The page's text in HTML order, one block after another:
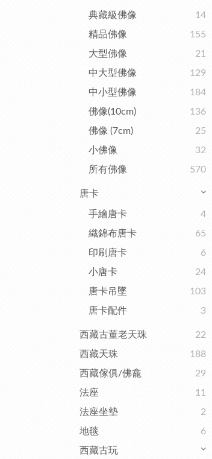
典藏級佛像
14
精品佛像
155
大型佛像
21
中大型佛像
129
中小型佛像
184
佛像(10cm)
136
佛像 (7cm)
25
小佛像
32
所有佛像
570
唐卡
手繪唐卡
4
織錦布唐卡
65
印刷唐卡
6
小唐卡
24
唐卡吊墜
103
唐卡配件
3
西藏古董老天珠
22
西藏天珠
188
西藏傢俱/佛龕
29
法座
11
法座坐墊
2
地毯
6
西藏古玩